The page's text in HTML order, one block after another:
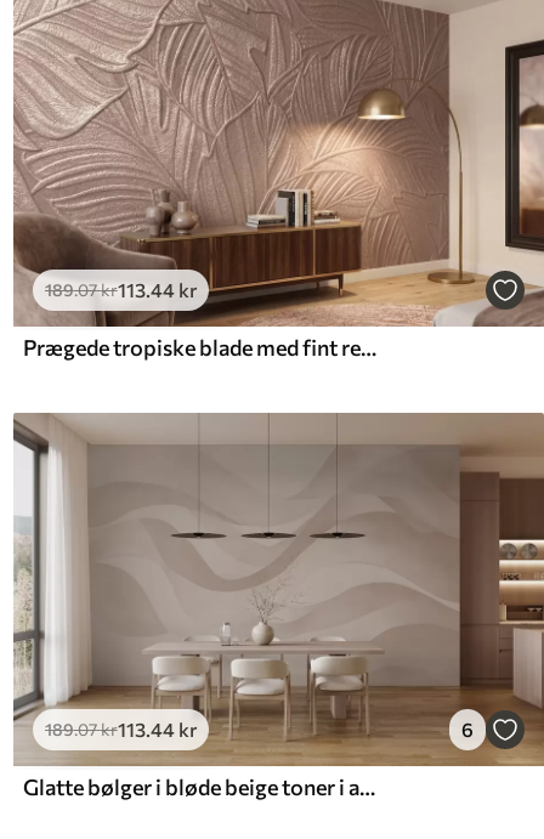
189.07kr113.44 kr
Prægede tropiske blade med fint relief i varme beige nuancer
189.07kr113.44 kr 6
Glatte bølger i bløde beige toner i akvarelstil